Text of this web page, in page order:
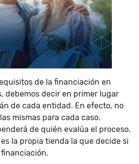
de la financiación en
debemos decir en primer lugar
de cada entidad. En efecto, no
mismas para cada caso.
de quién evalúa el proceso.
la propia tienda la que decide si